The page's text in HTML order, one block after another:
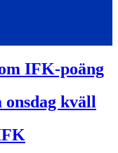
IFK-poäng
onsdag kväll